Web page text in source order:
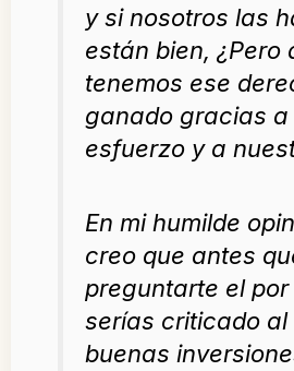
y si nosotros las
están bien, ¿Pero
tenemos ese
ganado gracias a
esfuerzo y a
En mi humilde
creo que antes
preguntarte el por
serías criticado al
buenas